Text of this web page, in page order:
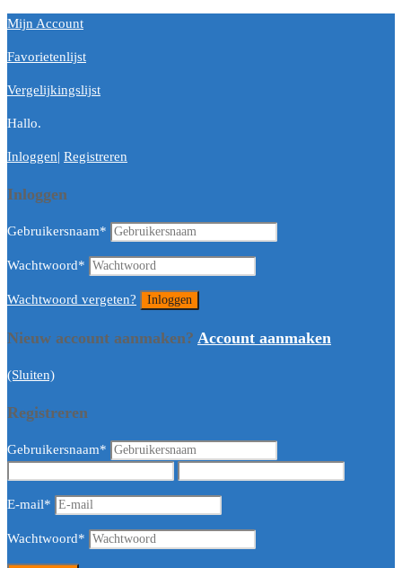
Mijn Account
Favorietenlijst
Vergelijkingslijst
Hallo.
Inloggen| Registreren
Inloggen
Gebruikersnaam*
Wachtwoord*
Wachtwoord vergeten?
Nieuw account aanmaken? Account aanmaken
(Sluiten)
Registreren
Gebruikersnaam*
E-mail*
Wachtwoord*